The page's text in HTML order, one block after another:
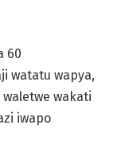
60
watatu wapya,
wakati
iwapo